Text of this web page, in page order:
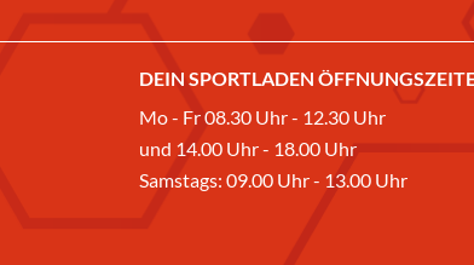
DEIN SPORTLADEN
Mo - Fr 08.30 Uhr - 12.30 Uhr
und 14.00 Uhr - 18.00 Uhr
Samstags: 09.00 Uhr - 13.00 Uhr